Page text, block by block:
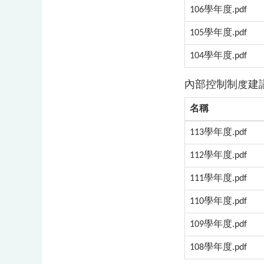
106學年度.pdf
105學年度.pdf
104學年度.pdf
內部控制制度建
名稱
113學年度.pdf
112學年度.pdf
111學年度.pdf
110學年度.pdf
109學年度.pdf
108學年度.pdf